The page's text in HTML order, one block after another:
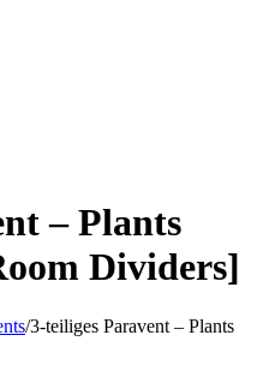
– Plants
Dividers]
/3-teiliges Paravent – Plants